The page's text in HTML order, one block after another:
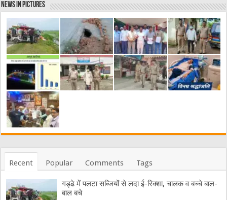
News in Pictures
Recent Popular Comments Tags
गड्ढे में पलटा सब्जियों से लदा ई-रिक्शा, चालक व बच्चे बाल-
बाल बचे